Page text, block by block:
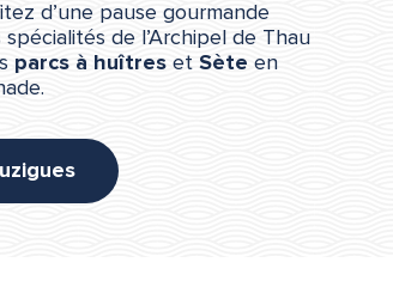
d’une pause gourmande
de l’Archipel de Thau
parcs à huîtres et Sète en